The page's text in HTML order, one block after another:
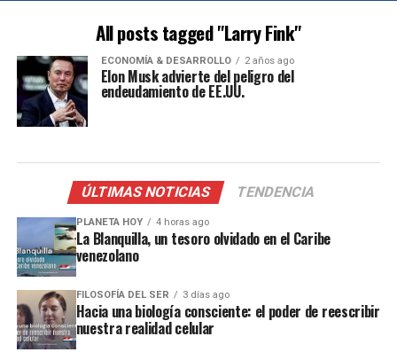
All posts tagged "Larry Fink"
ECONOMÍA & DESARROLLO 2 años ago
Elon Musk advierte del peligro del
endeudamiento de EE.UU.
ÚLTIMAS NOTICIAS TENDENCIA
PLANETA HOY 4 horas ago
La Blanquilla, un tesoro olvidado en el Caribe
venezolano
FILOSOFÍA DEL SER 3 días ago
Hacia una biología consciente: el poder de reescribir
nuestra realidad celular